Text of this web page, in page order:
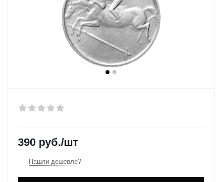
390 руб./шт
Нашли дешевле?